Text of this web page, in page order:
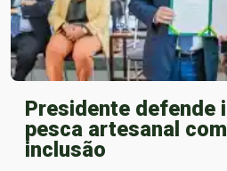
Presidente defende
pesca artesanal
inclusão